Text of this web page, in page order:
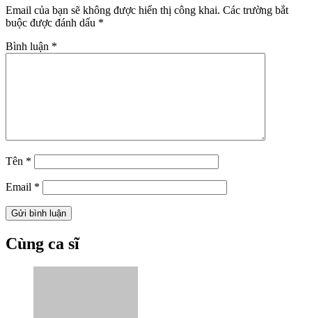
Email của bạn sẽ không được hiển thị công khai. Các trường bắt
buộc được đánh dấu *
Bình luận *
Tên *
Email *
Cùng ca sĩ